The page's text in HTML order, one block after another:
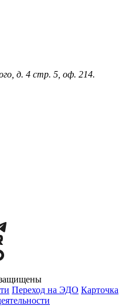
д. 4 стр. 5, оф. 214.
Переход на ЭДО Карточка